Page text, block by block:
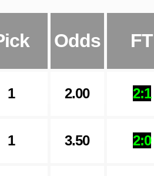
Odds FT
1 2.00 2:1
1 3.50 2:0